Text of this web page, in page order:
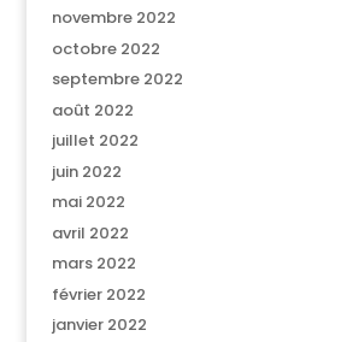
novembre 2022
octobre 2022
septembre 2022
août 2022
juillet 2022
juin 2022
mai 2022
avril 2022
mars 2022
février 2022
janvier 2022